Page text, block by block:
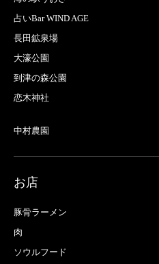
占いBar WIND AGE
長田鉱泉場
大濠公園
到津の森公園
恋木神社
中村農園
お店
豚骨ラーメン
肉
ソウルフード